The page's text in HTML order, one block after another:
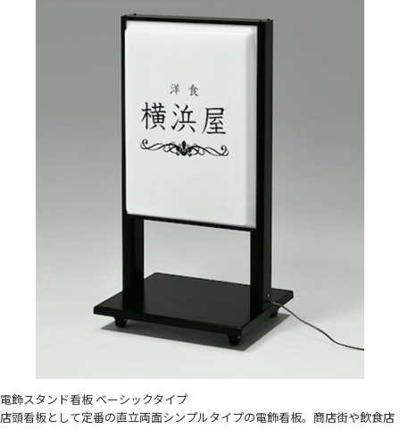
電飾スタンド看板 ベーシックタイプ
店頭看板として定番の直立両面シンプルタイプの電飾看板。商店街や飲食店